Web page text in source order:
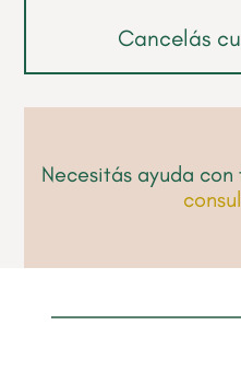
Cancelás
Necesitás ayuda con